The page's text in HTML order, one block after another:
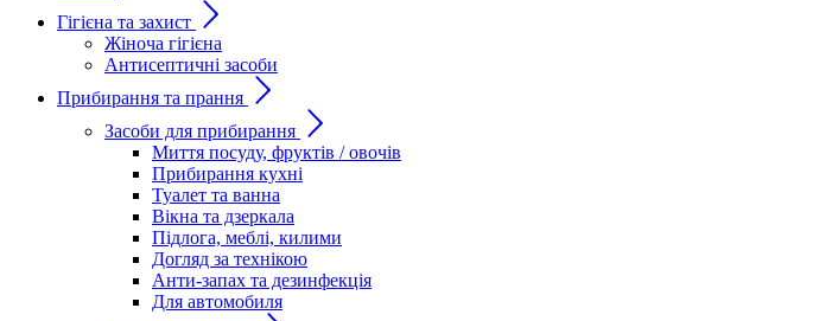
Гігієна та захист
Жіноча гігієна
Антисептичні засоби
Прибирання та прання
Засоби для прибирання
Миття посуду, фруктів / овочів
Прибирання кухні
Туалет та ванна
Вікна та дзеркала
Підлога, меблі, килими
Догляд за технікою
Анти-запах та дезинфекція
Для автомобиля